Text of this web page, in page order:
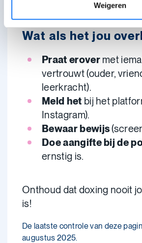
Weigeren
Wat als het jou
Praat erovermet
vertrouwt (ouder,
leerkracht).
Meld het bij het
Instagram).
Bewaar bewijs
Doe aangifte bij de
ernstig is.
Onthoud dat doxing nooit
is!
De laatste controle van deze
augustus 2025.